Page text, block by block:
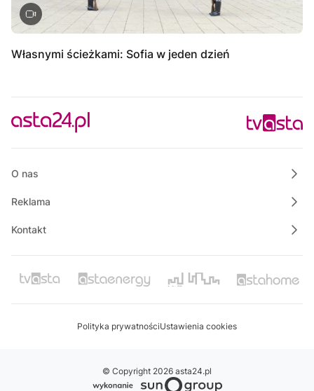
Własnymi ścieżkami: Sofia w jeden dzień
O nas
Reklama
Kontakt
Polityka prywatnościUstawienia cookies
© Copyright 2026 asta24.pl